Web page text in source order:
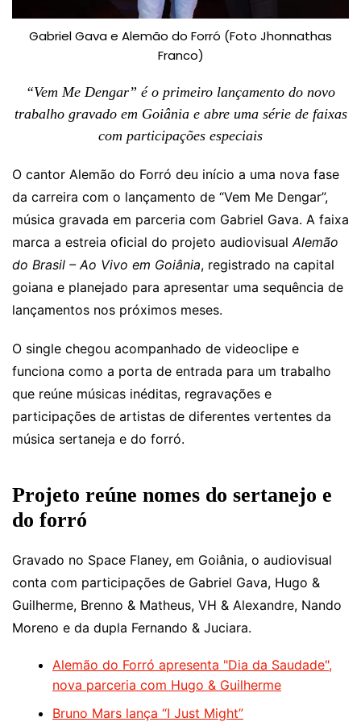
Gabriel Gava e Alemão do Forró (Foto Jhonnathas
Franco)
“Vem Me Dengar” é o primeiro lançamento do novo
trabalho gravado em Goiânia e abre uma série de faixas
com participações especiais
O cantor Alemão do Forró deu início a uma nova fase
da carreira com o lançamento de “Vem Me Dengar”,
música gravada em parceria com Gabriel Gava. A faixa
marca a estreia oficial do projeto audiovisual Alemão
do Brasil – Ao Vivo em Goiânia, registrado na capital
goiana e planejado para apresentar uma sequência de
lançamentos nos próximos meses.
O single chegou acompanhado de videoclipe e
funciona como a porta de entrada para um trabalho
que reúne músicas inéditas, regravações e
participações de artistas de diferentes vertentes da
música sertaneja e do forró.
Projeto reúne nomes do sertanejo e
do forró
Gravado no Space Flaney, em Goiânia, o audiovisual
conta com participações de Gabriel Gava, Hugo &
Guilherme, Brenno & Matheus, VH & Alexandre, Nando
Moreno e da dupla Fernando & Juciara.
Alemão do Forró apresenta "Dia da Saudade",
nova parceria com Hugo & Guilherme
Bruno Mars lança “I Just Might”